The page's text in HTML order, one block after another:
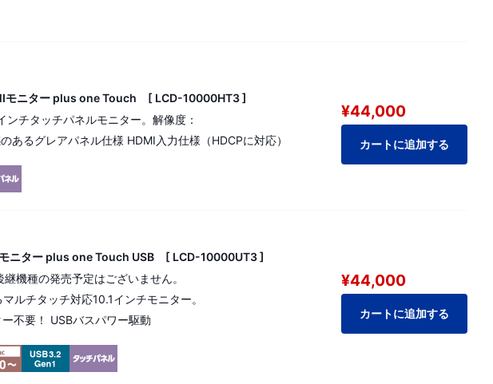
モニター plus one Touch [ LCD-10000HT3 ]
チタッチパネルモニター。解像度：
るグレアパネル仕様 HDMI入力仕様（HDCPに対応）
¥44,000
カートに追加する
モニター plus one Touch USB [ LCD-10000UT3 ]
機種の発売予定はございません。
ルチタッチ対応10.1インチモニター。
不要！ USBバスパワー駆動
¥44,000
カートに追加する